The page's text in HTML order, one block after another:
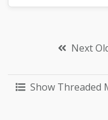
Next
Show Threaded